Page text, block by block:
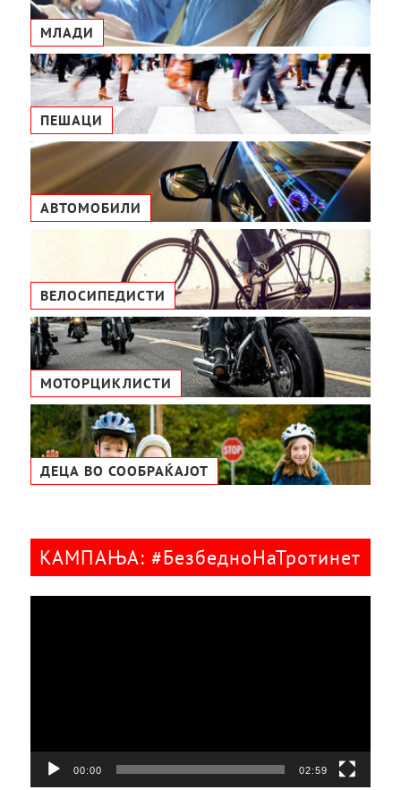
МЛАДИ
ПЕШАЦИ
АВТОМОБИЛИ
ВЕЛОСИПЕДИСТИ
МОТОРЦИКЛИСТИ
ДЕЦА ВО СООБРАЌАЈОТ
КАМПАЊА: #БезбедноНаТротинет
00:00 02:59